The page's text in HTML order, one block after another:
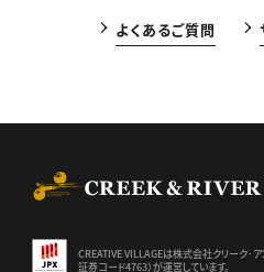
よくあるご質問
CREATIVE VILLAGEは株式会社クリーク･
証券コード4763）が運営しています。